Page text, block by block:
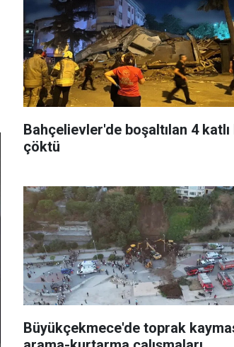
Bahçelievler'de boşaltılan 4 katlı
çöktü
Büyükçekmece'de toprak